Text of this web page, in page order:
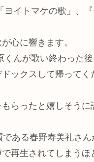
イトマケの歌」、
心に響きます。
んが歌い終わった
ックスして帰ってく
らったと嬉しそうに
ある春野寿美礼さ
再生されてしまうほ